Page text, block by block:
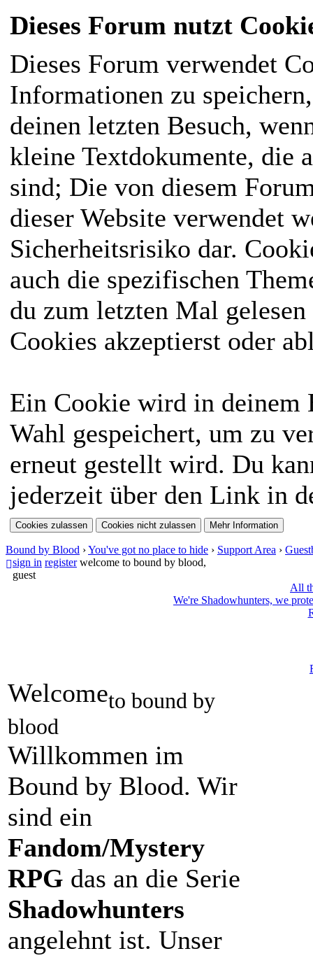
Dieses Forum nutzt
Dieses Forum verwendet
Informationen zu
deinen letzten Besuch,
kleine Textdokumente, die
sind; Die von diesem
dieser Website verwendet
Sicherheitsrisiko dar.
auch die spezifischen
du zum letzten Mal
Cookies akzeptierst oder
Ein Cookie wird in deinem
Wahl gespeichert, um zu
erneut gestellt wird. Du
jederzeit über den Link in
Bound by Blood ›You've got no place to hide › Support Area ›
sign in register welcome to bound by blood,
guest
All
We're Shadowhunters, we
Welcometo bound by
blood
Willkommen im
Bound by Blood. Wir
sind ein
Fandom/Mystery
RPG das an die Serie
Shadowhunters
angelehnt ist. Unser